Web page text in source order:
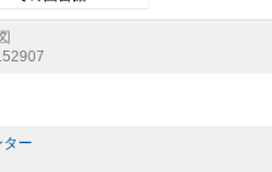
図
ー